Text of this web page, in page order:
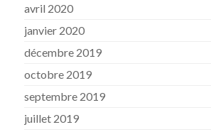
avril 2020
janvier 2020
décembre 2019
octobre 2019
septembre 2019
juillet 2019